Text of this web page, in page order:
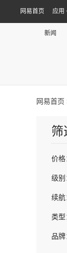
网易首页 应用
新闻
网易首页
筛
价格
级别
续航
类型
品牌